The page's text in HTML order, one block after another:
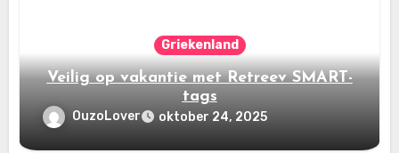
Griekenland
Veilig op vakantie met Retreev SMART-
tags
OuzoLover oktober 24, 2025